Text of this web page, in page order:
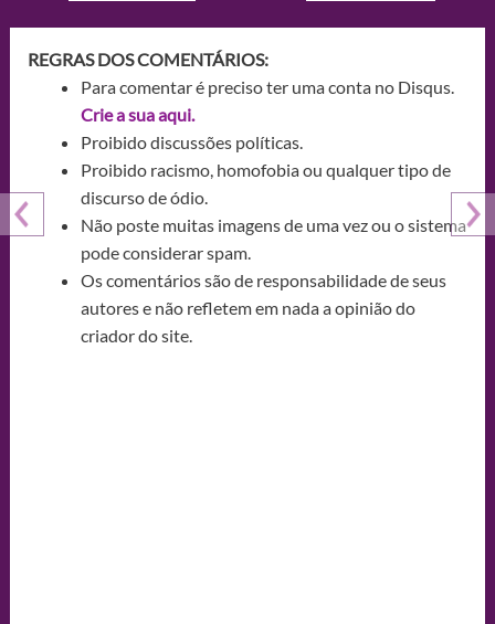
REGRAS DOS COMENTÁRIOS:
Para comentar é preciso ter uma conta no Disqus.
Crie a sua aqui.
Proibido discussões políticas.
Proibido racismo, homofobia ou qualquer tipo de
discurso de ódio.
Não poste muitas imagens de uma vez ou o sistema
pode considerar spam.
Os comentários são de responsabilidade de seus
autores e não refletem em nada a opinião do
criador do site.